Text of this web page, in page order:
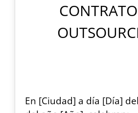
En [Ciudad] a día [Día]